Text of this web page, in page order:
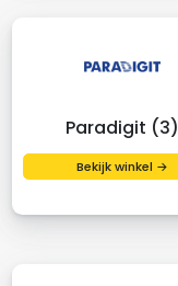
Paradigit (3)
Bekijk winkel →